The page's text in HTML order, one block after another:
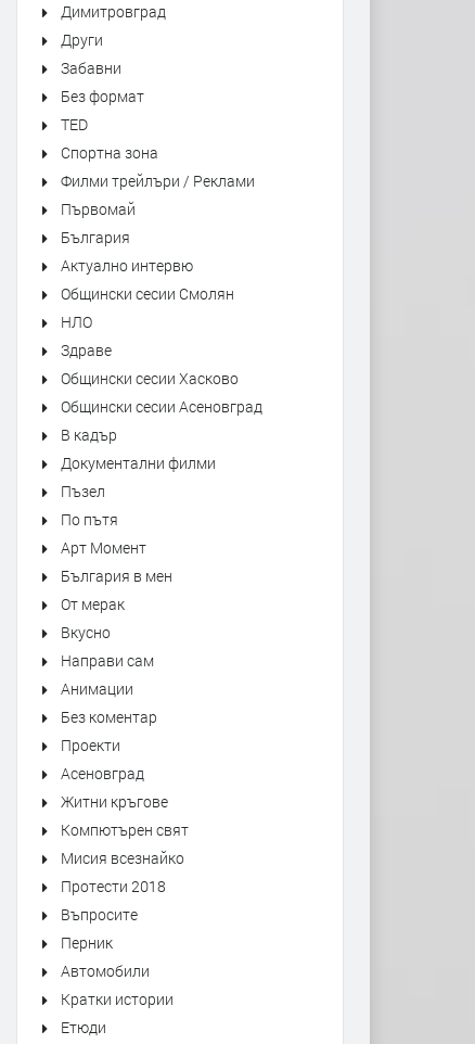
Jamiroquai - Live from The O2
Arena London
Димитровград
Други
Забавни
Без формат
TED
Спортна зона
Филми трейлъри / Реклами
Първомай
България
Актуално интервю
Общински сесии Смолян
НЛО
Здраве
Общински сесии Хасково
Общински сесии Асеновград
В кадър
Документални филми
Пъзел
По пътя
Арт Момент
България в мен
От мерак
Вкусно
Направи сам
Анимации
Без коментар
Проекти
Асеновград
Житни кръгове
Компютърен свят
Мисия всезнайко
Протести 2018
Въпросите
Перник
Автомобили
Кратки истории
Етюди